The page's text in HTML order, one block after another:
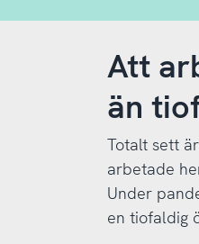
Att
än
Totalt sett
arbetade
Under
en tiofaldig